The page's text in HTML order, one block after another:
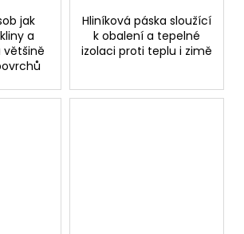
jak
a
většině
Hliníková páska sloužící
k obalení a tepelné
izolaci proti teplu i zimě